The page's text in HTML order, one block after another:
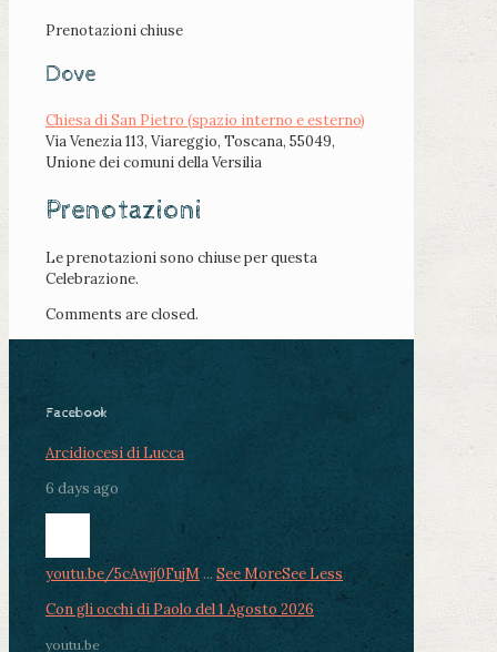
Prenotazioni chiuse
Dove
Chiesa di San Pietro (spazio interno e esterno)
Via Venezia 113, Viareggio, Toscana, 55049,
Unione dei comuni della Versilia
Prenotazioni
Le prenotazioni sono chiuse per questa
Celebrazione.
Comments are closed.
Facebook
Arcidiocesi di Lucca
6 days ago
youtu.be/5cAwjj0FujM ... See MoreSee Less
Con gli occhi di Paolo del 1 Agosto 2026
youtu.be